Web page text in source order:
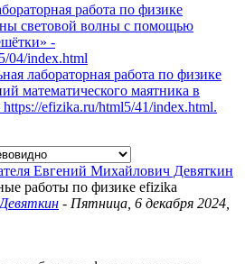
работа по физике
световой волны с помощью
-
04/index.html
лабораторная работа по физике
математического маятника в
efizika.ru/html5/41/index.html.
работы по физике efizika
- Пятница, 6 декабря 2024,